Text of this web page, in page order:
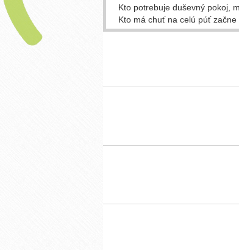
Kto potrebuje duševný pokoj,
Kto má chuť na celú púť